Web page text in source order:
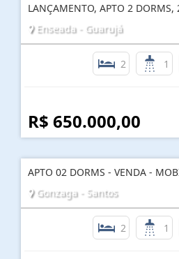
LANÇAMENTO, APTO 2 DORMS,
Enseada - Guarujá
2 1
R$ 650.000,00
APTO 02 DORMS - VENDA -
Gonzaga - Santos
2 1